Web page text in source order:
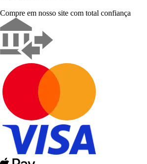
Compre em nosso site com total confiança